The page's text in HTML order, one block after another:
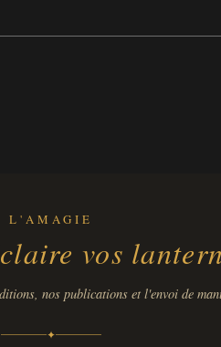
L'AMAGIE
vos
nos publications et l'envoi de
✦